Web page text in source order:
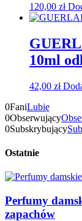
120,00 zł
10ml
42,00 zł
0FaniLubię
0Obserwujący
0Subskrybujący
Ostatnie
Perfumy
zapachów